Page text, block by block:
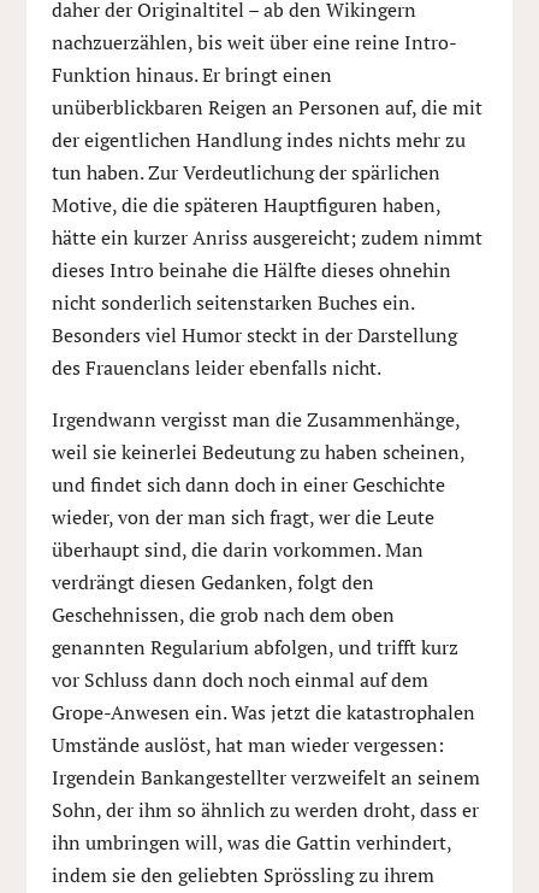
daher der Originaltitel – ab den Wikingern
nachzuerzählen, bis weit über eine reine Intro-
Funktion hinaus. Er bringt einen
unüberblickbaren Reigen an Personen auf, die mit
der eigentlichen Handlung indes nichts mehr zu
tun haben. Zur Verdeutlichung der spärlichen
Motive, die die späteren Hauptfiguren haben,
hätte ein kurzer Anriss ausgereicht; zudem nimmt
dieses Intro beinahe die Hälfte dieses ohnehin
nicht sonderlich seitenstarken Buches ein.
Besonders viel Humor steckt in der Darstellung
des Frauenclans leider ebenfalls nicht.
Irgendwann vergisst man die Zusammenhänge,
weil sie keinerlei Bedeutung zu haben scheinen,
und findet sich dann doch in einer Geschichte
wieder, von der man sich fragt, wer die Leute
überhaupt sind, die darin vorkommen. Man
verdrängt diesen Gedanken, folgt den
Geschehnissen, die grob nach dem oben
genannten Regularium abfolgen, und trifft kurz
vor Schluss dann doch noch einmal auf dem
Grope-Anwesen ein. Was jetzt die katastrophalen
Umstände auslöst, hat man wieder vergessen:
Irgendein Bankangestellter verzweifelt an seinem
Sohn, der ihm so ähnlich zu werden droht, dass er
ihn umbringen will, was die Gattin verhindert,
indem sie den geliebten Sprössling zu ihrem